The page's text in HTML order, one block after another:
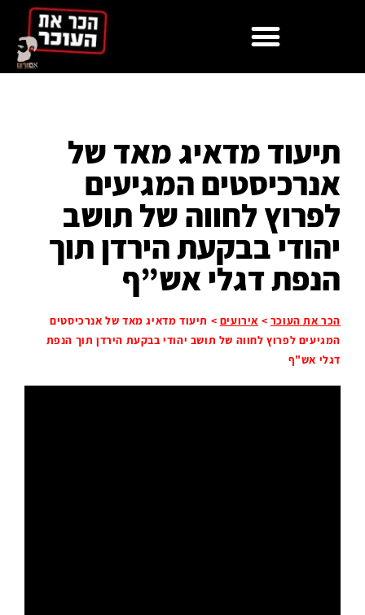
תיעוד מדאיג מאד של
אנרכיסטים המגיעים
לפרוץ לחווה של תושב
יהודי בבקעת הירדן תוך
הנפת דגלי אש”ף
הכר את העוכר > אירועים > תיעוד מדאיג מאד של אנרכיסטים
המגיעים לפרוץ לחווה של תושב יהודי בבקעת הירדן תוך הנפת
דגלי אש"ף